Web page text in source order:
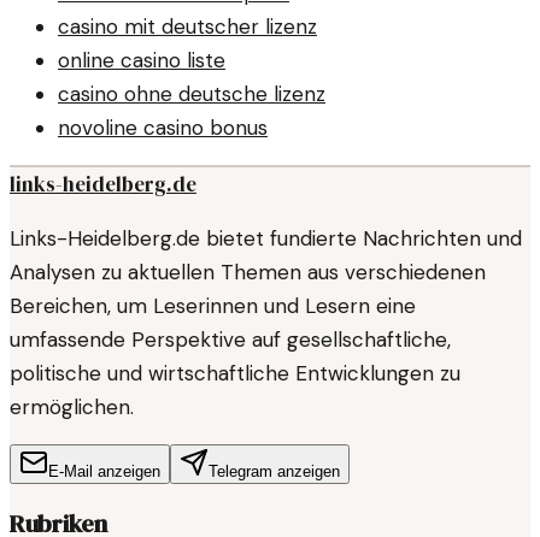
casino mit deutscher lizenz
online casino liste
casino ohne deutsche lizenz
novoline casino bonus
links-heidelberg.de
Links-Heidelberg.de bietet fundierte Nachrichten und
Analysen zu aktuellen Themen aus verschiedenen
Bereichen, um Leserinnen und Lesern eine
umfassende Perspektive auf gesellschaftliche,
politische und wirtschaftliche Entwicklungen zu
ermöglichen.
E-Mail anzeigen Telegram anzeigen
Rubriken